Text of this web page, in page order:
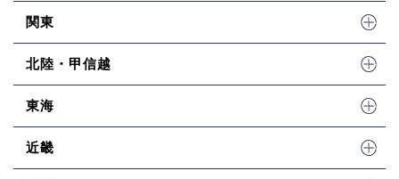
関東
北陸・甲信越
東海
近畿